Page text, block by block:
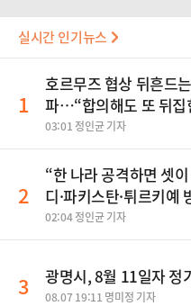
실시간 인기뉴스
1
호르무즈 협상 뒤흔드
파…“합의해도 또 뒤집
03:01 정인균 기자
2
“한 나라 공격하면 셋
디·파키스탄·튀르키예
범
02:04 정인균 기자
3 광명시, 8월 11일자 정
08.07 19:11 명미정 기자